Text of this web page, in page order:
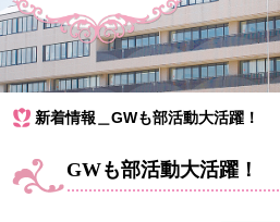
新着情報＿GWも部活動大活躍！
GWも部活動大活躍！